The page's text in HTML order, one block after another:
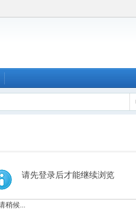
请先登录后才能继续浏览
稍候...